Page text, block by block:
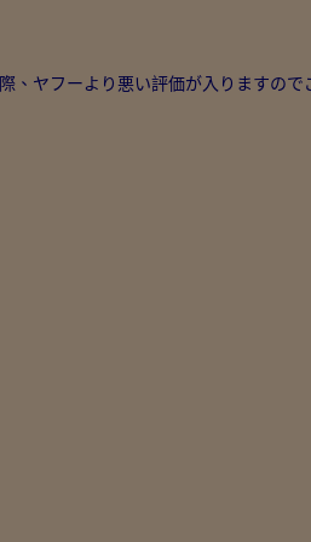
ヤフーより悪い評価が入りますので